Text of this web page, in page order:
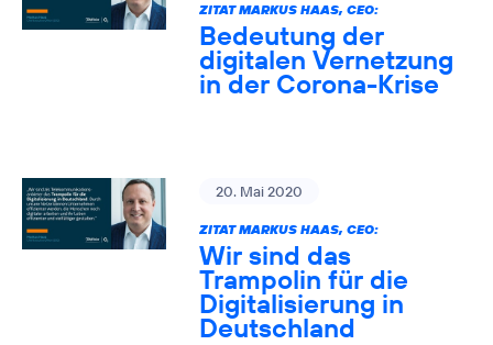
ZITAT MARKUS HAAS, CEO:
Bedeutung der
digitalen Vernetzung
in der Corona-Krise
20. Mai 2020
ZITAT MARKUS HAAS, CEO:
Wir sind das
Trampolin für die
Digitalisierung in
Deutschland